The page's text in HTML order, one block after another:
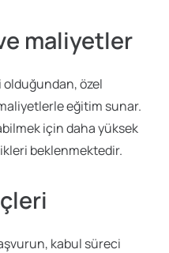
maliyetler
olduğundan, özel
eğitim sunar.
için daha yüksek
beklenmektedir.
kabul süreci